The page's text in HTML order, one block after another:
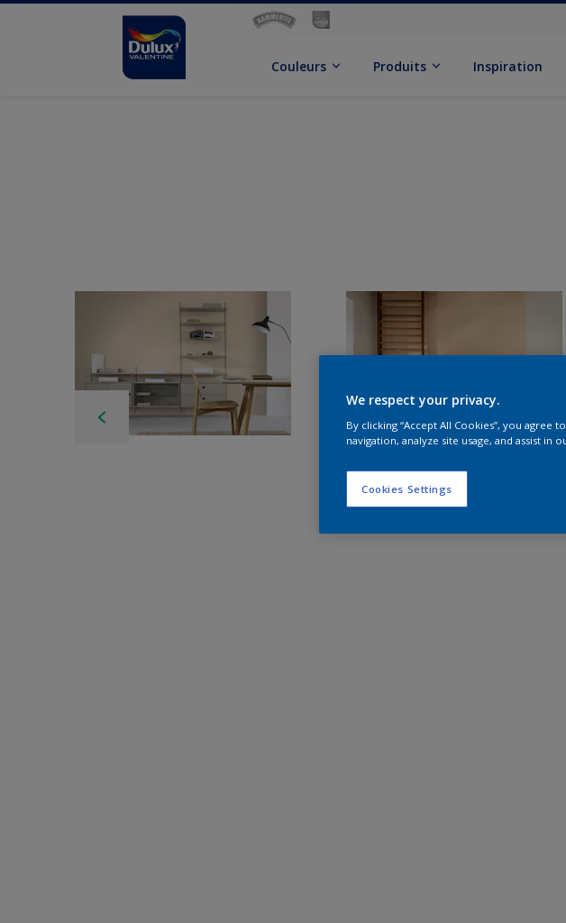
Couleurs Produits Inspiration
We respect your privacy.
By clicking “Accept All Cookies”, you
navigation, analyze site usage, and assist in
Cookies Settings